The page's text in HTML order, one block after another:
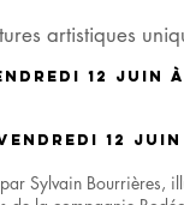
artistiques
12 juin à
12 juin
Sylvain Bourrières,